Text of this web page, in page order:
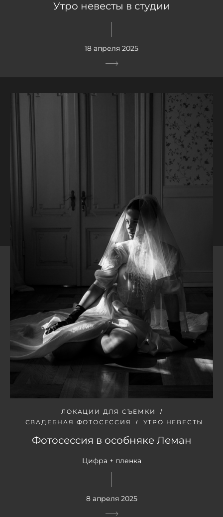
Утро невесты в студии
18 апреля 2025
ЛОКАЦИИ ДЛЯ СЪЕМКИ
СВАДЕБНАЯ ФОТОСЕССИЯ
УТРО НЕВЕСТЫ
Фотосессия в особняке Леман
Цифра + пленка
8 апреля 2025